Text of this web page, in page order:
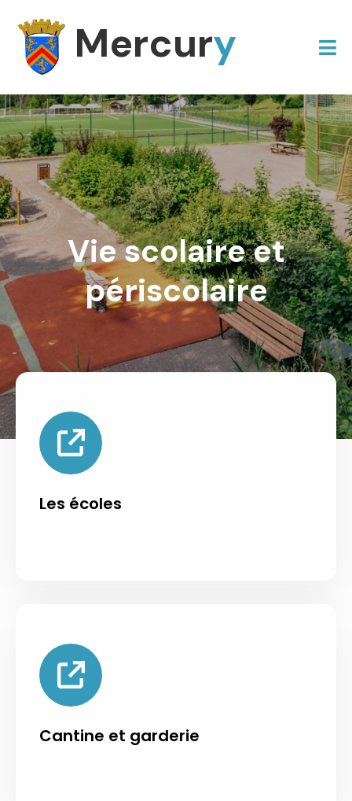
Mercury
Vie scolaire et
périscolaire
Les écoles
Cantine et garderie